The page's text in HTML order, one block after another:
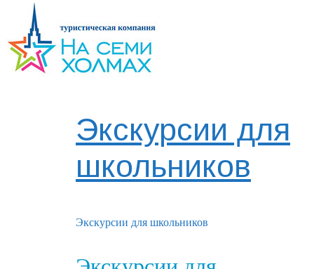
Экскурсии для
школьников
Экскурсии для школьников